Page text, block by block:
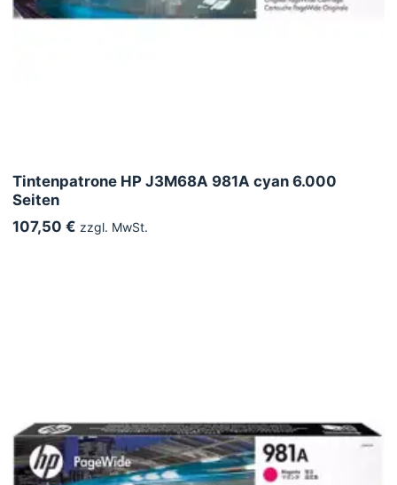
Tintenpatrone HP J3M68A 981A cyan 6.000
Seiten
107,50 € zzgl. MwSt.